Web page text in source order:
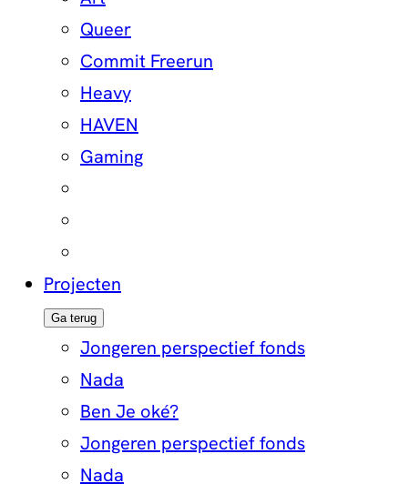
Queer
Commit Freerun
Heavy
HAVEN
Gaming
Projecten
Ga terug
Jongeren perspectief fonds
Nada
Ben Je oké?
Jongeren perspectief fonds
Nada